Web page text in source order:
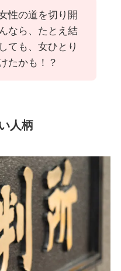
性の道を切り開
なら、たとえ結
ても、女ひとり
たかも！？
人柄